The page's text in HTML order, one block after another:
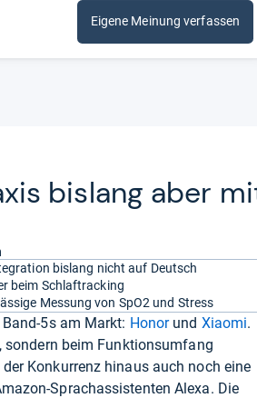
Eigene Meinung verfassen
bis­lang aber
bislang nicht auf Deutsch
beim Schlaftracking
Messung von SpO2 und Stress
5s am Markt: Honorund Xiaomi.
beim Funktionsumfang
Konkurrenz hinaus auch noch eine
Sprachassistenten Alexa. Die